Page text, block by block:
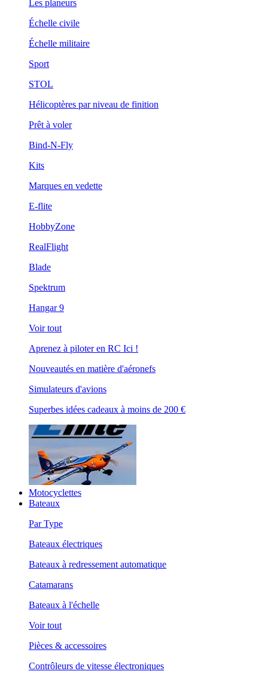
Les planeurs
Échelle civile
Échelle militaire
Sport
STOL
Hélicoptères par niveau de finition
Prêt à voler
Bind-N-Fly
Kits
Marques en vedette
E-flite
HobbyZone
RealFlight
Blade
Spektrum
Hangar 9
Voir tout
Aprenez à piloter en RC Ici !
Nouveautés en matière d'aéronefs
Simulateurs d'avions
Superbes idées cadeaux à moins de 200 €
Motocyclettes
Bateaux
Par Type
Bateaux électriques
Bateaux à redressement automatique
Catamarans
Bateaux à l'échelle
Voir tout
Pièces & accessoires
Contrôleurs de vitesse électroniques